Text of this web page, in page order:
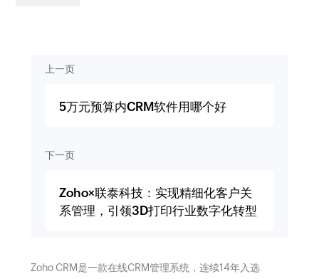
上一页
5万元预算内CRM软件用哪个好
下一页
Zoho×联泰科技：实现精细化客户关
系管理，引领3D打印行业数字化转型
Zoho CRM是一款在线CRM管理系统，连续14年入选